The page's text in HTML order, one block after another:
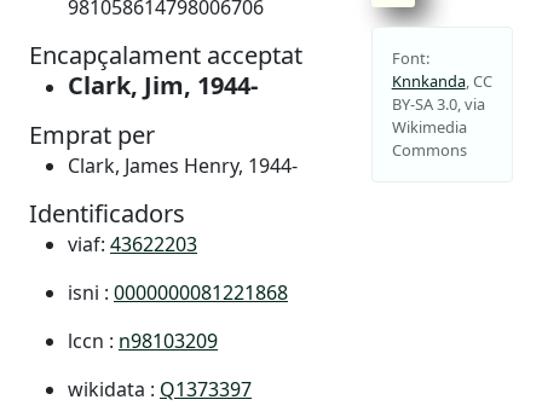
981058614798006706
Encapçalament acceptat
Clark, Jim, 1944-
Emprat per
Clark, James Henry, 1944-
Identificadors
viaf: 43622203
isni : 0000000081221868
lccn : n98103209
wikidata : Q1373397
Font:
Knnkanda, CC
BY-SA 3.0, via
Wikimedia
Commons